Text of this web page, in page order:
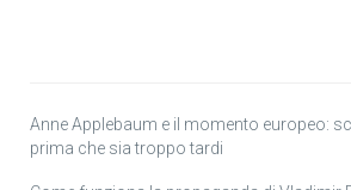
Anne Applebaum e il momento europeo:
prima che sia troppo tardi